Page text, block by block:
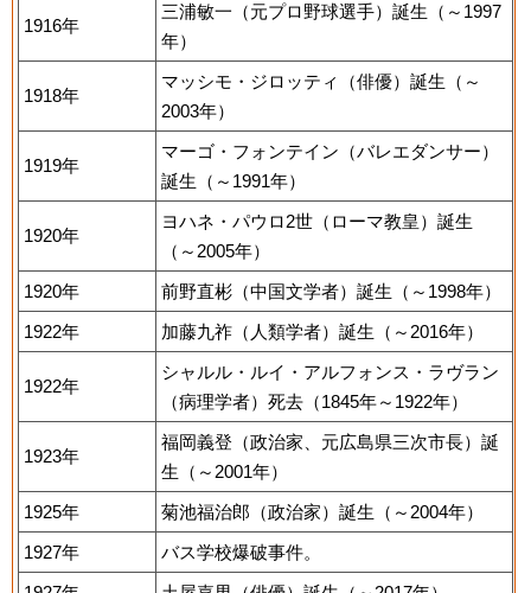
1916年
三浦敏一（元プロ野球選手）誕生（～1997
年）
1918年
マッシモ・ジロッティ（俳優）誕生（～
2003年）
1919年
マーゴ・フォンテイン（バレエダンサー）
誕生（～1991年）
1920年
ヨハネ・パウロ2世（ローマ教皇）誕生
（～2005年）
1920年
前野直彬（中国文学者）誕生（～1998年）
1922年
加藤九祚（人類学者）誕生（～2016年）
1922年
シャルル・ルイ・アルフォンス・ラヴラン
（病理学者）死去（1845年～1922年）
1923年
福岡義登（政治家、元広島県三次市長）誕
生（～2001年）
1925年
菊池福治郎（政治家）誕生（～2004年）
1927年
バス学校爆破事件。